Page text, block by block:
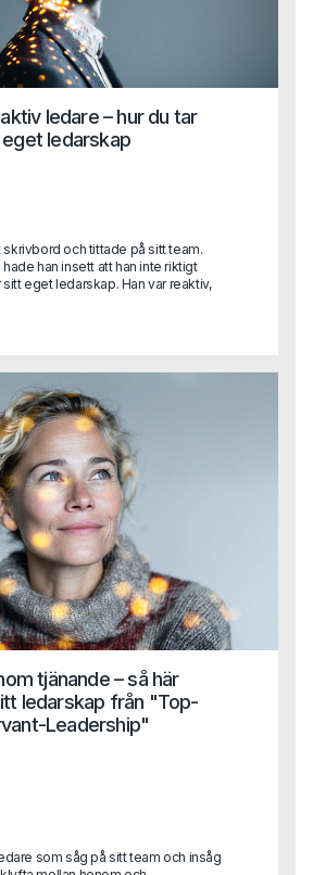
ledare – hur du tar
ledarskap
skrivbord och tittade på sitt team.
han insett att han inte riktigt
eget ledarskap. Han var reaktiv,
skulle komma till honom,
svar, utan för att han hade viljan att
förändringen.
tjänande – så här
ledarskap från "Top-
Leadership"
som såg på sitt team och insåg